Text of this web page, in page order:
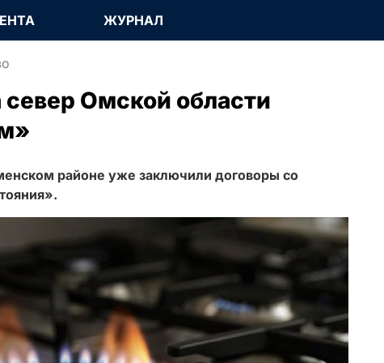
ЖУРНАЛ
Омской области
районе уже заключили договоры со